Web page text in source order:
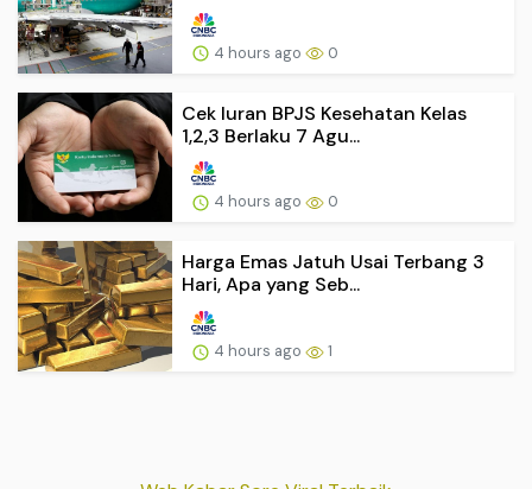
4 hours ago 0
Cek Iuran BPJS Kesehatan Kelas
1,2,3 Berlaku 7 Agu...
4 hours ago 0
Harga Emas Jatuh Usai Terbang 3
Hari, Apa yang Seb...
4 hours ago 1